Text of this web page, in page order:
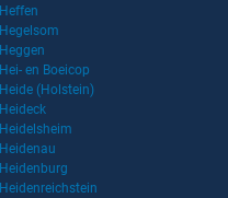
Heffen
Hegelsom
Heggen
Hei- en Boeicop
Heide (Holstein)
Heideck
Heidelsheim
Heidenau
Heidenburg
Heidenreichstein